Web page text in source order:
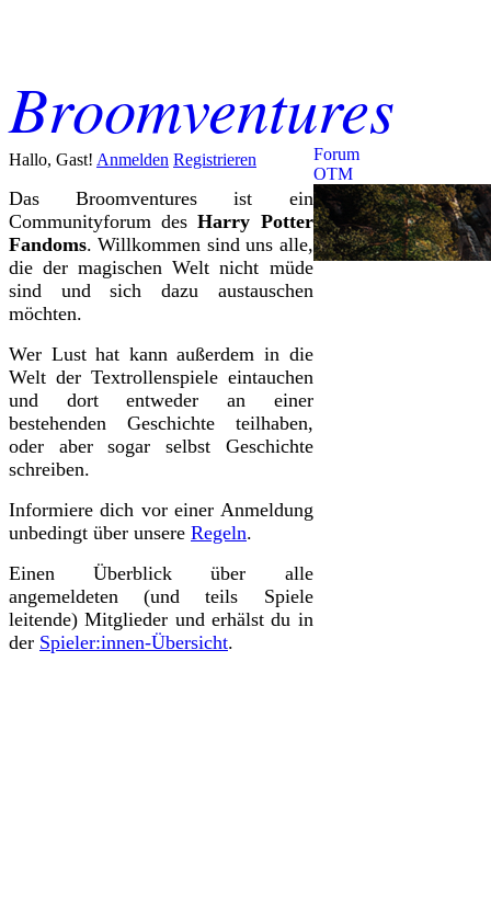
Broomventures
Hallo, Gast! Anmelden Registrieren
Das Broomventures ist ein
Communityforum desHarry Potter
Fandoms. Willkommen sind uns alle,
die der magischen Welt nicht müde
sind und sich dazu austauschen
möchten.
Wer Lust hat kann außerdem in die
Welt der Textrollenspiele eintauchen
und dort entweder an einer
bestehenden Geschichte teilhaben,
oder aber sogar selbst Geschichte
schreiben.
Informiere dich vor einer Anmeldung
unbedingt über unsere Regeln.
Einen Überblick über alle
angemeldeten (und teils Spiele
leitende) Mitglieder und erhälst du in
der Spieler:innen-Übersicht.
Forum
OTM